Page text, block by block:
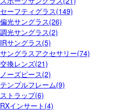
セーフティグラス(149)
偏光サングラス(26)
調光サングラス(2)
IRサングラス(5)
サングラスアクセサリー(74)
交換レンズ(21)
ノーズピース(2)
テンプルフレーム(9)
ストラップ(6)
RXインサート(4)